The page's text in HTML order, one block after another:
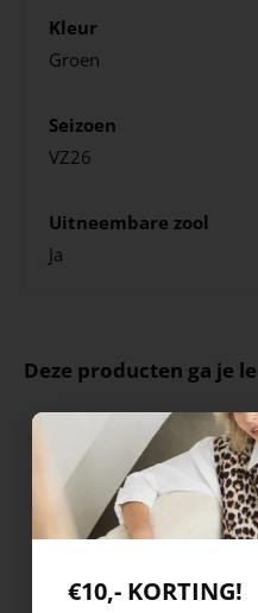
Kleur
Groen
Seizoen
VZ26
Uitneembare zool
Ja
Deze producten ga je
€10,- KORTING!